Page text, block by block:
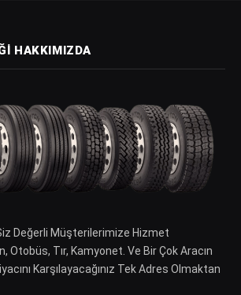
HAKKIMIZDA
Değerli Müşterilerimize Hizmet
Otobüs, Tır, Kamyonet. Ve Bir Çok Aracın
Karşılayacağınız Tek Adres Olmaktan